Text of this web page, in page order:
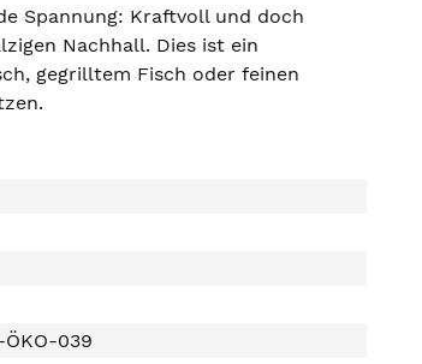
Spannung: Kraftvoll und doch
Nachhall. Dies ist ein
gegrilltem Fisch oder feinen
039